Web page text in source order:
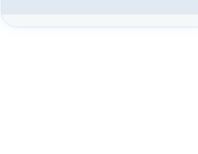
自动驾驶的“长尾”